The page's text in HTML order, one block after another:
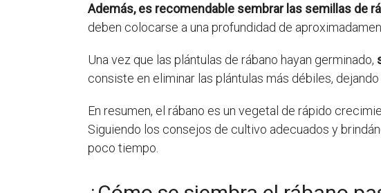
Además, es recomendable sembrar las semillas de
deben colocarse a una profundidad de
Una vez que las plántulas de rábano hayan germinado,
consiste en eliminar las plántulas más débiles,
En resumen, el rábano es un vegetal de rápido
Siguiendo los consejos de cultivo adecuados y
poco tiempo.